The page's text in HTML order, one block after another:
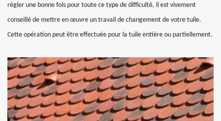
régler une bonne fois pour toute ce type de difficulté, il est vivement
conseillé de mettre en œuvre un travail de changement de votre tuile.
Cette opération peut être effectuée pour la tuile entière ou partiellement.